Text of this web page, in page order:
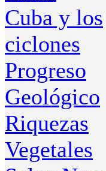
Cuba y los
ciclones
Progreso
Geológico
Riquezas
Vegetales